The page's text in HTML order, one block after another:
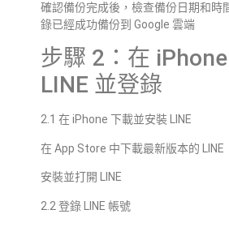
確認備份完成後，檢查備份日期和時
錄已經成功備份到 Google 雲端
步驟 2：在
LINE 並登錄
2.1 在 iPhone 下載並安裝 LINE
在 App Store 中下載最新版本的 LINE
安裝並打開 LINE
2.2 登錄 LINE 帳號